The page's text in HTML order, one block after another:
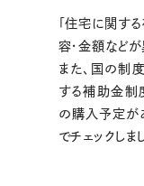
「住宅に関す
容・金額などが
また、国の制
する補助金制
の購入予定が
でチェックしま